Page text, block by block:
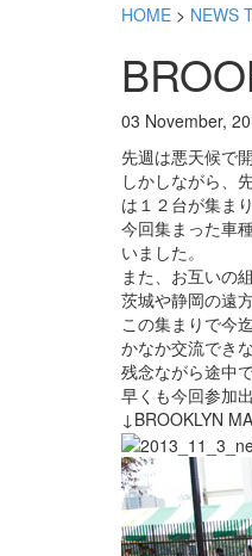
HOME > NEWS
03 November,
先週は悪天候で
しかしながら、
は１２台が集ま
今回集まった車
いました。
また、お互いの
茨城や静岡の遠
この集まりで今
かなか交流でき
残念ながら途中
早くも今回参加
↓BROOKLYN